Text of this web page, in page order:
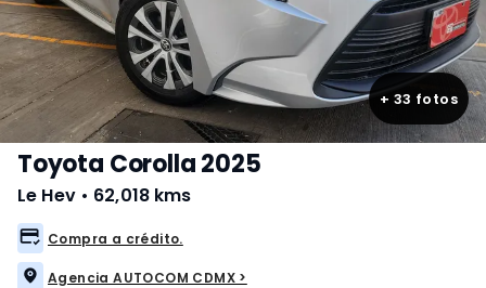
+ 33 fotos
Toyota Corolla 2025
Le Hev • 62,018 kms
Compra a crédito.
Agencia AUTOCOM CDMX >